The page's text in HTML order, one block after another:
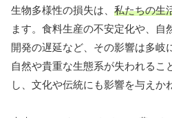
生物多様性の損失は、 私たちの生
ます。食料生産の不安定化や、自
開発の遅延など、その影響は多岐
自然や貴重な生態系が失われるこ
し、文化や伝統にも影響を与えか